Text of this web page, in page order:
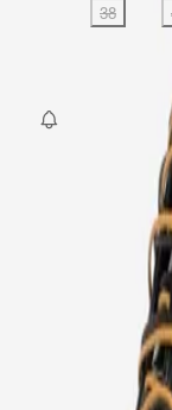
38
Fırsat Kombini
ÜRÜN HAKKINDA
TAKSIT